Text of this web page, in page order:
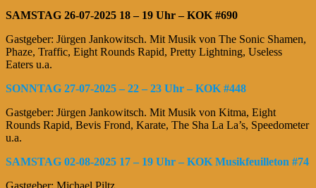
SAMSTAG 26-07-2025 18 – 19 Uhr – KOK #690
Gastgeber: Jürgen Jankowitsch. Mit Musik von The Sonic Shamen,
Phaze, Traffic, Eight Rounds Rapid, Pretty Lightning, Useless
Eaters u.a.
SONNTAG 27-07-2025 – 22 – 23 Uhr – KOK #448
Gastgeber: Jürgen Jankowitsch. Mit Musik von Kitma, Eight
Rounds Rapid, Bevis Frond, Karate, The Sha La La’s, Speedometer
u.a.
SAMSTAG 02-08-2025 17 – 19 Uhr – KOK Musikfeuilleton #74
Gastgeber: Michael Piltz